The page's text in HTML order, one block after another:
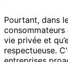
Pourtant, dans
vie privée et
respectueuse.